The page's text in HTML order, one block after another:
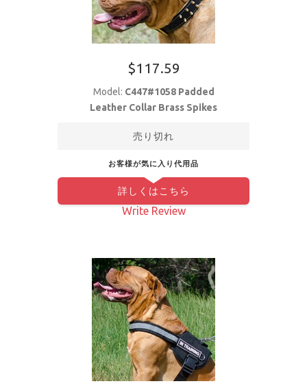
$117.59
Model: C447#1058 Padded
Leather Collar Brass Spikes
売り切れ
お客様が気に入り代用品
詳しくはこちら
Write Review